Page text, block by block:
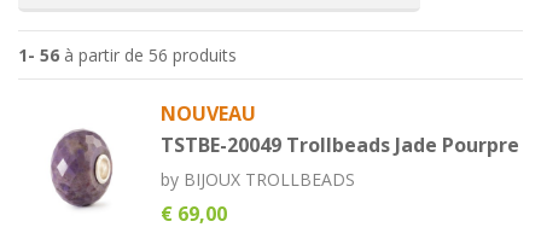
1- 56 à partir de 56 produits
NOUVEAU
TSTBE-20049 Trollbeads Jade Pourpre
by BIJOUX TROLLBEADS
€ 69,00